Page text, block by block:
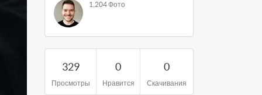
1,204 Фото
329
Просмотры
0
Нравится
0
Скачивания